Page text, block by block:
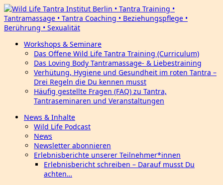
Workshops & Seminare
Das Offene Wild Life Tantra Training (Curriculum)
Das Loving Body Tantramassage- & Liebestraining
Verhütung, Hygiene und Gesundheit im roten Tantra –
Drei Regeln die Du kennen musst
Häufig gestellte Fragen (FAQ) zu Tantra,
Tantraseminaren und Veranstaltungen
News & Inhalte
Wild Life Podcast
News
Newsletter abonnieren
Erlebnisberichte unserer Teilnehmer*innen
Erlebnisbericht schreiben – Darauf musst Du
achten…